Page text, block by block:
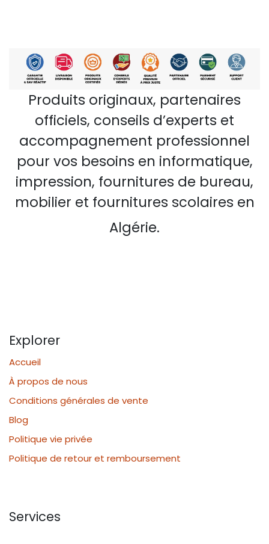
Produits originaux, partenaires
officiels, conseils d’experts et
accompagnement professionnel
pour vos besoins en informatique,
impression, fournitures de bureau,
mobilier et fournitures scolaires en
Algérie.
Explorer
Accueil
À propos de nous
Conditions générales de vente
Blog
Politique vie privée
Politique de retour et remboursement
Services